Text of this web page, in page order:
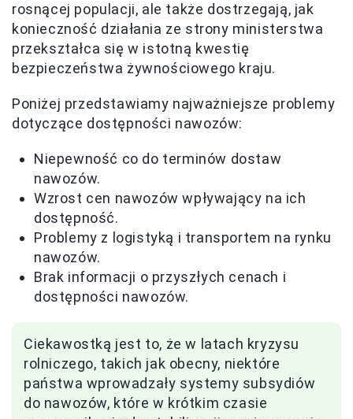
rosnącej populacji, ale także dostrzegają, jak
konieczność działania ze strony ministerstwa
przekształca się w istotną kwestię
bezpieczeństwa żywnościowego kraju.
Poniżej przedstawiamy najważniejsze problemy
dotyczące dostępności nawozów:
Niepewność co do terminów dostaw
nawozów.
Wzrost cen nawozów wpływający na ich
dostępność.
Problemy z logistyką i transportem na rynku
nawozów.
Brak informacji o przyszłych cenach i
dostępności nawozów.
Ciekawostką jest to, że w latach kryzysu
rolniczego, takich jak obecny, niektóre
państwa wprowadzały systemy subsydiów
do nawozów, które w krótkim czasie